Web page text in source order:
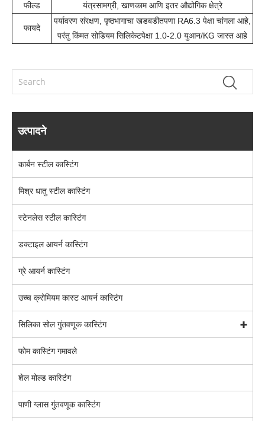
फील्ड
यंत्रसामग्री, खाणकाम आणि इतर औद्योगिक क्षेत्रे
फायदे
पर्यावरण संरक्षण, पृष्ठभागाचा खडबडीतपणा RA6.3 पेक्षा चांगला आहे,
परंतु किंमत सोडियम सिलिकेटपेक्षा 1.0-2.0 युआन/KG जास्त आहे
उत्पादने
कार्बन स्टील कास्टिंग
मिश्र धातु स्टील कास्टिंग
स्टेनलेस स्टील कास्टिंग
डक्टाइल आयर्न कास्टिंग
ग्रे आयर्न कास्टिंग
उच्च क्रोमियम कास्ट आयर्न कास्टिंग
सिलिका सोल गुंतवणूक कास्टिंग
फोम कास्टिंग गमावले
शेल मोल्ड कास्टिंग
पाणी ग्लास गुंतवणूक कास्टिंग